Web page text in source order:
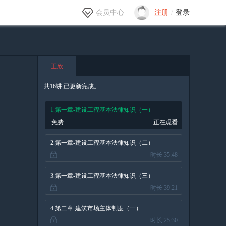
会员中心 注册 / 登录
王欣
共16讲,已更新完成。
1.第一章-建设工程基本法律知识（一）
免费
正在观看
2.第一章-建设工程基本法律知识（二）
时长 35:48
3.第一章-建设工程基本法律知识（三）
时长 39:21
4.第二章-建筑市场主体制度（一）
时长 25:30